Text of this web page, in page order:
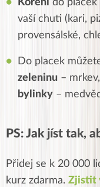
Koření do placek
vaší chuti (kari,
provensálské,
Do placek
zeleninu –
bylinky –
PS: Jak jíst tak,
Přidej se k 20 000
kurz zdarma. Zjistit